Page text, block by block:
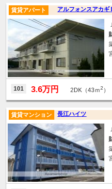
アルフォンスアカギ
賃貸アパート
101 3.6万円 2DK（43ｍ2 ）
長江ハイツ
賃貸マンション